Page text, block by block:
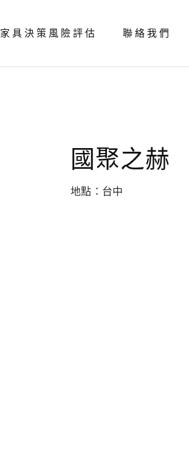
家具決策風險評估 聯絡我們
國聚之赫
地點：台中